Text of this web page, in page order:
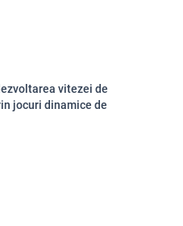
vitezei de
jocuri dinamice de